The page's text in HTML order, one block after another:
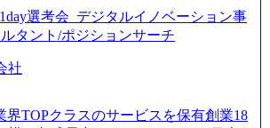
パーの作成などを担当。 ● 裁量権 弊社
され、成長期といわれるフェーズにあ
を拡大していく時期のため、メンバー
ていく過程を体感できます。 また、希
。 自ら案件を取り、プロジェクト体制
規大手事業会社から依頼された「経営
ティング支援を行います。クライアン
ターゲットとし、特にCXOクラスから
既存事業のトランスフォーメーショ
コンサルティングを行います ＜プロジ
も盛んに行う 採用資料 (https://www.ac
accenture/final/accenture-com/document-
content/dam/accenture/final/caree
www.accenture.com/jp-ja/blogs/japan-
が語る「105点経営」 (https://business.ni
選考会_デジタルイノベーション事
タント/ポジションサーチ
社
界TOPクラスのサービスを保有創業18